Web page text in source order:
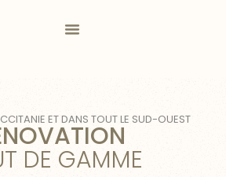
ET DANS TOUT LE SUD-OUEST
DE GAMME